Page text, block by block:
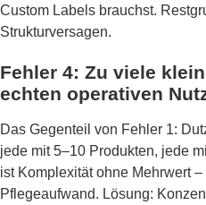
Custom Labels brauchst.
Strukturversagen.
Fehler 4: Zu viele
echten operativen
Das Gegenteil von Fehler 1:
jede mit 5–10 Produkten, jede
ist Komplexität ohne Mehrwert
Pflegeaufwand. Lösung: